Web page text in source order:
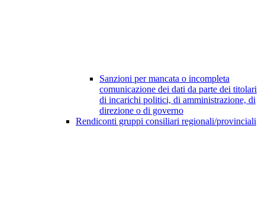
Sanzioni per mancata o incompleta
comunicazione dei dati da parte dei titolari
di incarichi politici, di amministrazione, di
direzione o di governo
Rendiconti gruppi consiliari regionali/provinciali